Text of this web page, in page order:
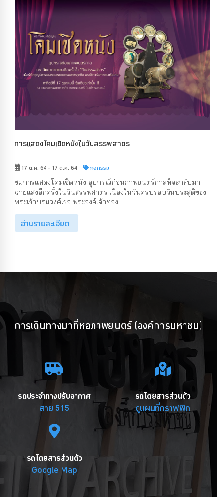
การแสดงโคมเชิดหนังในวันสรรพสาตร
17 ต.ค. 64 - 17 ต.ค. 64 กิจกรรม
ชมการแสดงโคมเชิดหนัง อุปกรณ์ก่อนภาพยนตร์กาลที่จะกลับมา
ฉายแสงอีกครั้งในวันสรรพสาตร เนื่องในวันครบรอบวันประสูติของ
พระเจ้าบรมวงศ์เธอ พระองค์เจ้าทอง...
อ่านรายละเอียด
การเดินทางมาที่หอภาพยนตร์ (องค์การมหาชน)
รถประจำทางปรับอากาศ
สาย 515
รถโดยสารส่วนตัว
ดูแผนที่กราฟฟิก
รถโดยสารส่วนตัว
Google Map